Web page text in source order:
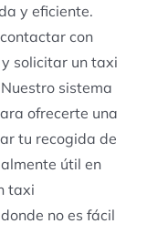
y eficiente.
con
solicitar un taxi
sistema
ofrecerte una
tu recogida de
útil en
taxi
no es fácil